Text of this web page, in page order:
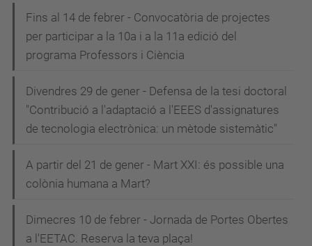
Fins al 14 de febrer - Convocatòria de projectes
per participar a la 10a i a la 11a edició del
programa Professors i Ciència
Divendres 29 de gener - Defensa de la tesi doctoral
"Contribució a l'adaptació a l'EEES d'assignatures
de tecnologia electrònica: un mètode sistemàtic"
A partir del 21 de gener - Mart XXI: és possible una
colònia humana a Mart?
Dimecres 10 de febrer - Jornada de Portes Obertes
a l'EETAC. Reserva la teva plaça!